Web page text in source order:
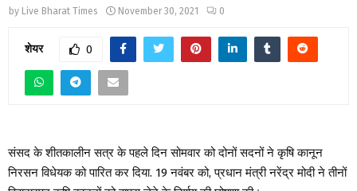
by Live Bharat Times November 30, 2021 0
शेयर 0
संसद के शीतकालीन सत्र के पहले दिन सोमवार को दोनों सदनों ने कृषि कानून
निरसन विधेयक को पारित कर दिया. 19 नवंबर को, प्रधान मंत्री नरेंद्र मोदी ने तीनों